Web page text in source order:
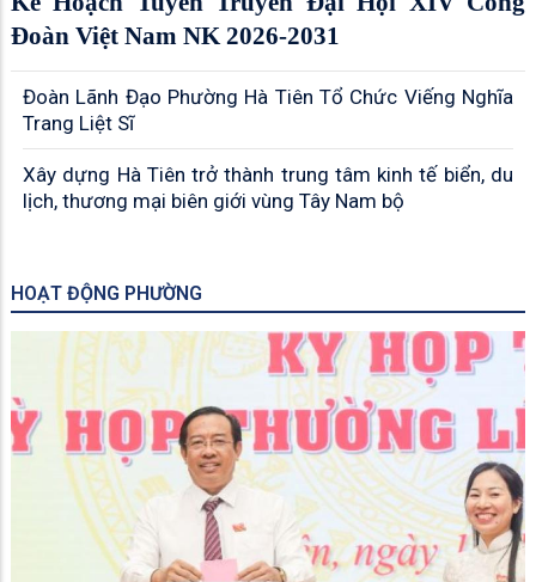
Đoàn Việt Nam NK 2026-2031
Đoàn Lãnh Đạo Phường Hà Tiên Tổ Chức Viếng Nghĩa
Trang Liệt Sĩ
Xây dựng Hà Tiên trở thành trung tâm kinh tế biển, du
lịch, thương mại biên giới vùng Tây Nam bộ
HOẠT ĐỘNG PHƯỜNG